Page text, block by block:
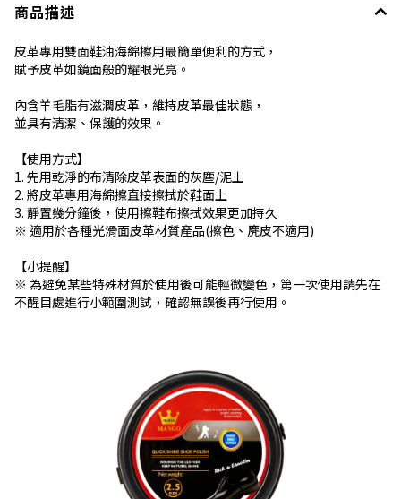
商品描述
皮革專用雙面鞋油海綿擦用最簡單便利的方式，
賦予皮革如鏡面般的耀眼光亮。
內含羊毛脂有滋潤皮革，維持皮革最佳狀態，
並具有清潔、保護的效果。
【使用方式】
1. 先用乾淨的布清除皮革表面的灰塵/泥土
2. 將皮革專用海綿擦直接擦拭於鞋面上
3. 靜置幾分鐘後，使用擦鞋布擦拭效果更加持久
※ 適用於各種光滑面皮革材質產品(擦色、麂皮不適用)
【小提醒】
※ 為避免某些特殊材質於使用後可能輕微變色，第一次使用請先在
不醒目處進行小範圍測試，確認無誤後再行使用。